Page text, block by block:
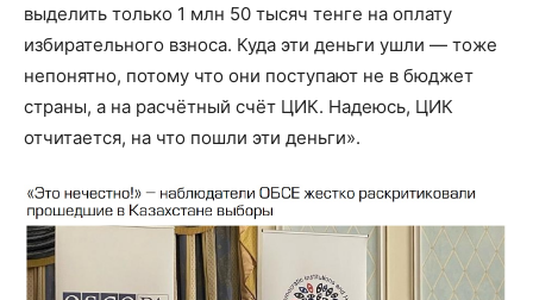
выделить только 1 млн 50 тысяч тенге на оплату
избирательного взноса. Куда эти деньги ушли — тоже
непонятно, потому что они поступают не в бюджет
страны, а на расчётный счёт ЦИК. Надеюсь, ЦИК
отчитается, на что пошли эти деньги».